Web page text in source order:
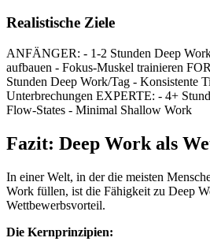
Realistische Ziele
ANFÄNGER: - 1-2 Stunden Deep
aufbauen - Fokus-Muskel trainieren
Stunden Deep Work/Tag - Konsistente
Unterbrechungen EXPERTE: - 4+
Flow-States - Minimal Shallow Work
Fazit: Deep Work als
In einer Welt, in der die meisten
Work füllen, ist die Fähigkeit zu Deep
Wettbewerbsvorteil.
Die Kernprinzipien: